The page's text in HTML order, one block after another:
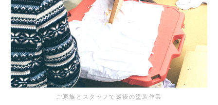
ご家族とスタッフで最後の塗装作業